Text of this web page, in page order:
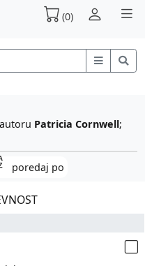
(0)
Patricia Cornwell;
poredaj po